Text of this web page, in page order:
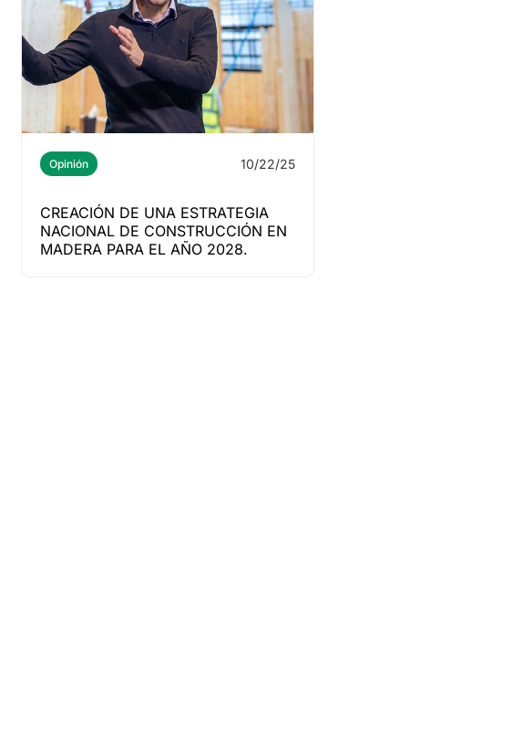
Opinión 10/22/25
CREACIÓN DE UNA ESTRATEGIA
NACIONAL DE CONSTRUCCIÓN EN
MADERA PARA EL AÑO 2028.